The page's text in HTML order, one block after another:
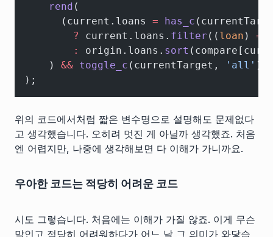
    rend
(
      (current.loans
= has_c
        ?
current.loans. filter (( loan ) =>
        :
origin.loans. sort
    )
&& toggle_c (currentTarget, 'all' )
);
위의 코드에서처럼 짧은 변수명으로 설명해도 문제없다
고 생각했습니다. 오히려 멋진 게 아닐까 생각했죠. 처음
엔 어렵지만, 나중에 생각해보면 다 이해가 가니까요.
우아한 코드는 적당히 어려운 코드
시도 그렇습니다. 처음에는 이해가 가질 않죠. 이게 무슨
말인고 적당히 어려워하다가 어느 날 그 의미가 와닿습